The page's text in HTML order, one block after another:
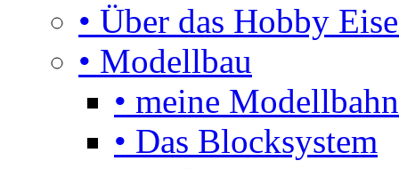
• Über das Hobby
• Modellbau
• meine
• Das Blocksystem